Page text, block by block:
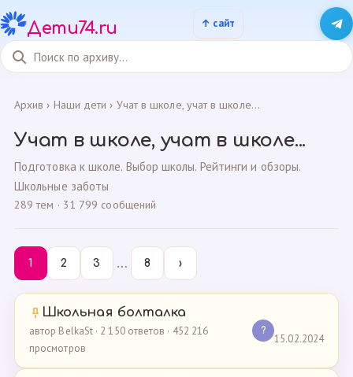
Дети74.ru
Архив › Наши дети › Учат в школе, учат в школе...
Учат в школе, учат в школе...
Подготовка к школе. Выбор школы. Рейтинги и обзоры.
Школьные заботы
289 тем · 31 799 сообщений
1 2 3 … 8 ›
Школьная болталка
автор BelkaSt · 2 150 ответов · 452 216
просмотров
?
15.02.2024